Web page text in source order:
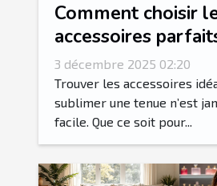
Comment choisir
accessoires
votre style
3 décembre 2025 02:20
Trouver les accessoires
sublimer une tenue n’est
facile. Que ce soit pour...